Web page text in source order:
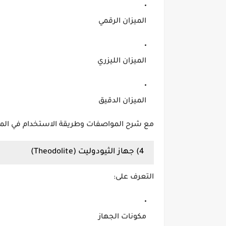
الميزان الرقمي
الميزان الليزري
الميزان الدقيق
مع شرح المواصفات وطريقة الاستخدام في
4) جهاز الثيودوليت (Theodolite)
التعرف على:
مكونات الجهاز